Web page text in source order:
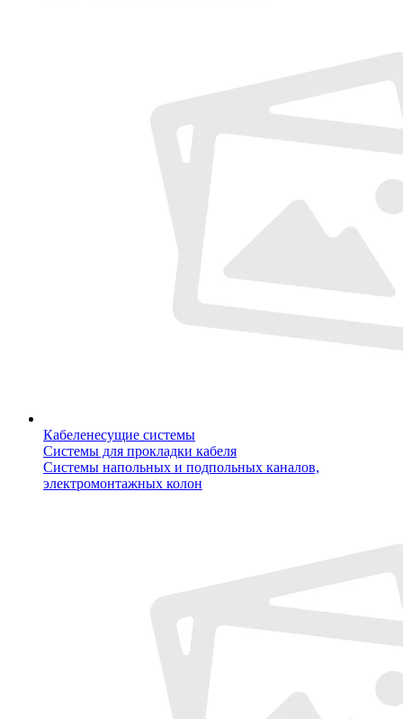
Кабеленесущие системы
Системы для прокладки кабеля
Системы напольных и подпольных каналов,
электромонтажных колон